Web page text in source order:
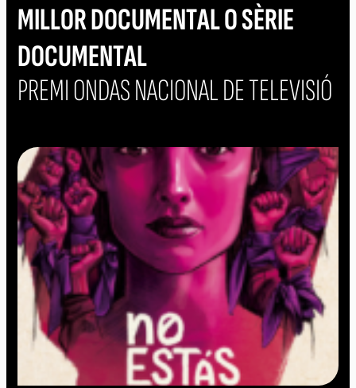
MILLOR DOCUMENTAL O SÈRIE
DOCUMENTAL
PREMI ONDAS NACIONAL DE TELEVISIÓ